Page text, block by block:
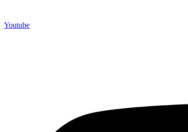
Youtube